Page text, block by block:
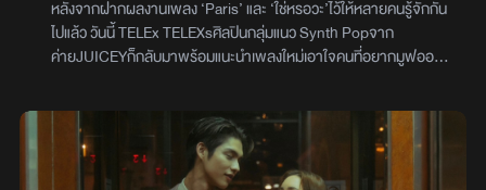
กันได้อย่างลงตัว5 หนุ่ม LYKN ส่งข้อความปิดท้ายว่าพวกเขาอยากให้
เพลงนี้ เป็นอีกหนึ่งเพลงที่เชื่อมต่อระหว่างวงกับแฟน ๆ อย่างอบอุ่น
พร้อมเชิญชวนให้ทุกคนไปชมมิวสิกวิดีโอ ทัก (FIRST SIGHT) ที่ปล่อย
หลังจากฝากผลงานเพลง ‘Paris’ และ ‘ใช่หรอวะ’ไว้ให้หลายคนรู้จักกัน
ไปแล้ว วันนี้ TELEx TELEXsศิลปินกลุ่มแนว Synth Popจาก
ค่ายJUICEYก็กลับมาพร้อมแนะนำเพลงใหม่เอาใจคนที่อยากมูฟออน
‘เธอไม่ต้องกลับมา’(Just Don’t)ซิงเกิลเจ็บๆ มีจังหวะช้าๆ ด้วยสไตล์ที่
นำเสนอแนวดนตรีBalladที่มีการผสมเสียงSynthesizerเข้าไปตามแบบ
ฉบับของTELEx TELEXsและการถ่ายทอดอันเป็นเอกลักษณ์ของออม,
ปิ้ว และ นาวบวกกับความพิเศษที่ได้โจริญ แห่งวง4EVE เข้ามาเพิ่มเป็น